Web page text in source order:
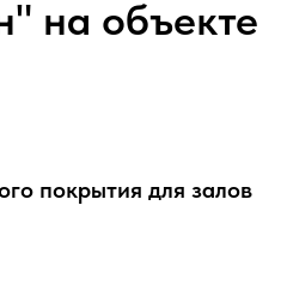
на объекте
покрытия для залов